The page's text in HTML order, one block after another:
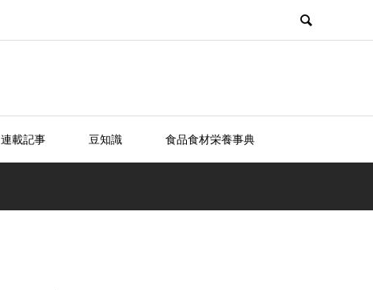
連載記事 豆知識 食品食材栄養事典